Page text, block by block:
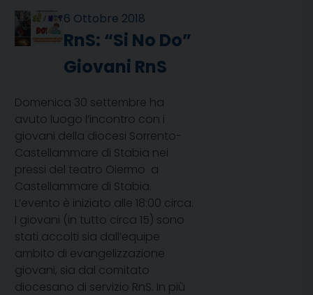
6 Ottobre 2018
RnS: “Si No Do”
Giovani RnS
Domenica 30 settembre ha
avuto luogo l’incontro con i
giovani della diocesi Sorrento-
Castellammare di Stabia nei
pressi del teatro Oiermo a
Castellammare di Stabia.
L’evento è iniziato alle 18:00 circa.
I giovani (in tutto circa 15) sono
stati accolti sia dall’equipe
ambito di evangelizzazione
giovani, sia dal comitato
diocesano di servizio RnS. In più